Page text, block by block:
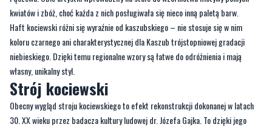
kwiatów i zbóż, choć każda z nich posługiwała się nieco inną paletą barw.
Haft kociewski różni się wyraźnie od kaszubskiego – nie stosuje się w nim
koloru czarnego ani charakterystycznej dla Kaszub trójstopniowej gradacji
niebieskiego. Dzięki temu regionalne wzory są łatwe do odróżnienia i mają
własny, unikalny styl.
Strój kociewski
Obecny wygląd stroju kociewskiego to efekt rekonstrukcji dokonanej w latach
30. XX wieku przez badacza kultury ludowej dr. Józefa Gajka. To dzięki jego